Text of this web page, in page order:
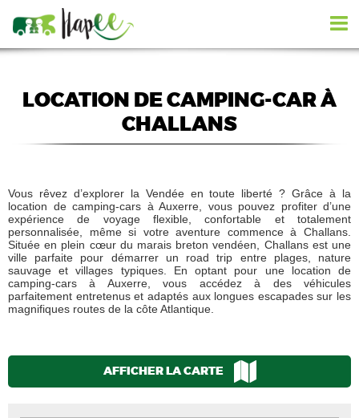
LOCATION DE CAMPING-CAR À
CHALLANS
Vous rêvez d’explorer la Vendée en toute liberté ? Grâce à la
location de camping-cars à Auxerre, vous pouvez profiter d’une
expérience de voyage flexible, confortable et totalement
personnalisée, même si votre aventure commence à Challans.
Située en plein cœur du marais breton vendéen, Challans est une
ville parfaite pour démarrer un road trip entre plages, nature
sauvage et villages typiques. En optant pour une location de
camping-cars à Auxerre, vous accédez à des véhicules
parfaitement entretenus et adaptés aux longues escapades sur les
magnifiques routes de la côte Atlantique.
AFFICHER LA CARTE